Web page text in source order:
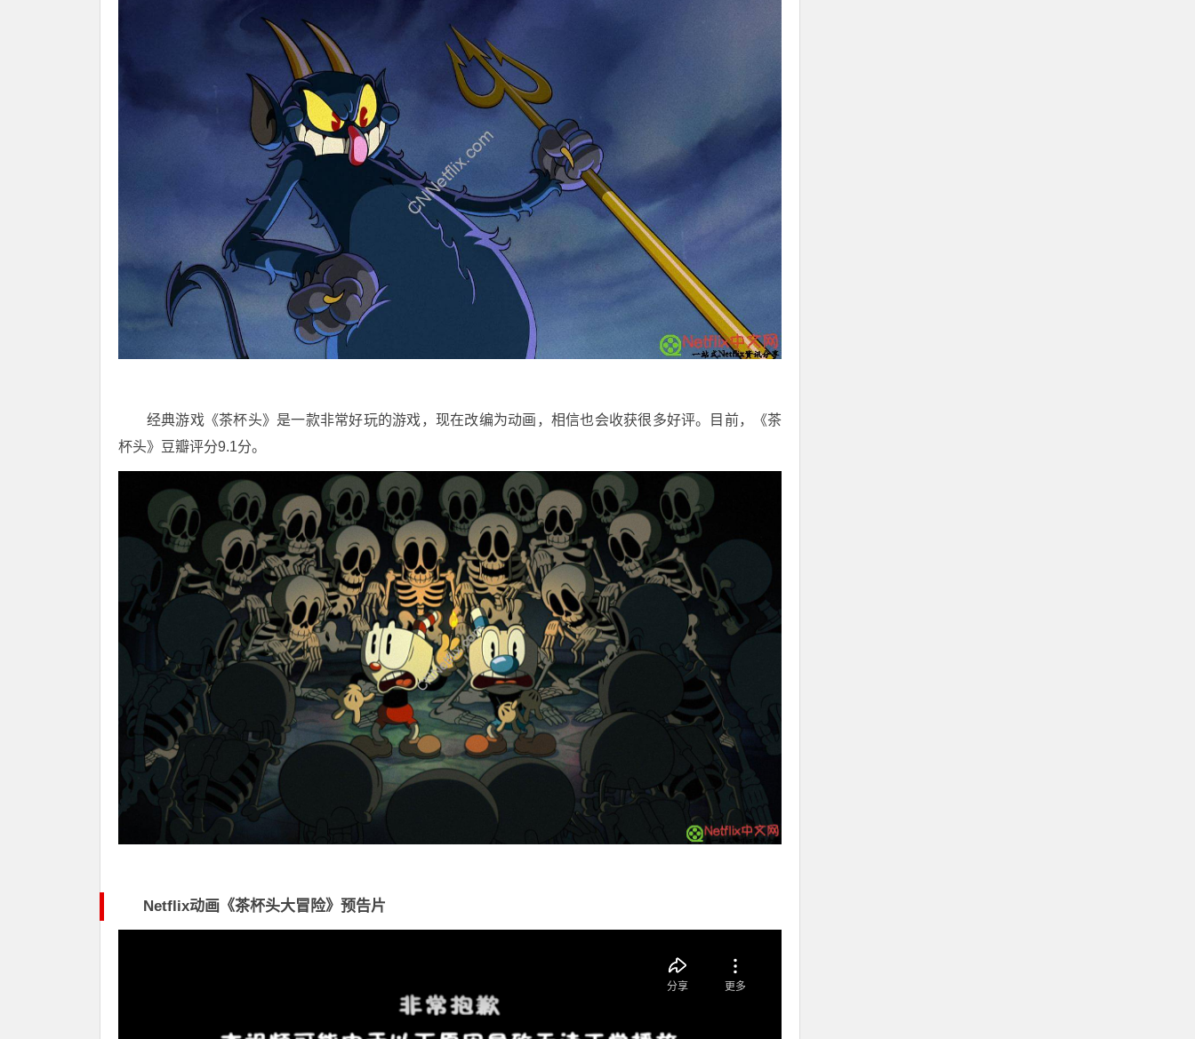
经典游戏《茶杯头》是一款非常好玩的游戏，现在改编为动画，相信也会收获很多好评。目前，《茶
杯头》豆瓣评分9.1分。
Netflix动画《茶杯头大冒险》预告片